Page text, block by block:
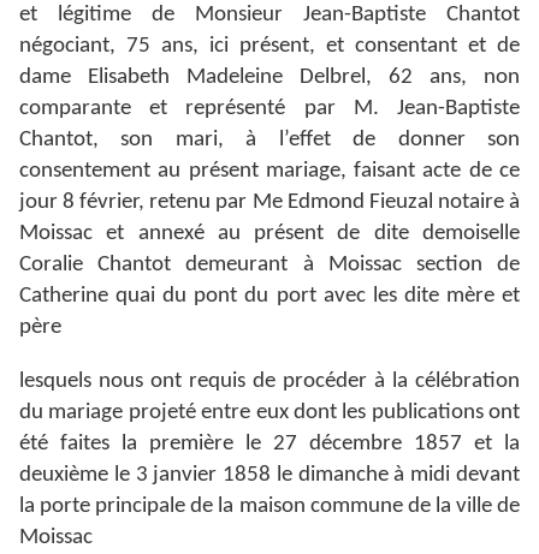
et légitime de Monsieur Jean-Baptiste Chantot
négociant, 75 ans, ici présent, et consentant et de
dame Elisabeth Madeleine Delbrel, 62 ans, non
comparante et représenté par M. Jean-Baptiste
Chantot, son mari, à l’effet de donner son
consentement au présent mariage, faisant acte de ce
jour 8 février, retenu par Me Edmond Fieuzal notaire à
Moissac et annexé au présent de dite demoiselle
Coralie Chantot demeurant à Moissac section de
Catherine quai du pont du port avec les dite mère et
père
lesquels nous ont requis de procéder à la célébration
du mariage projeté entre eux dont les publications ont
été faites la première le 27 décembre 1857 et la
deuxième le 3 janvier 1858 le dimanche à midi devant
la porte principale de la maison commune de la ville de
Moissac